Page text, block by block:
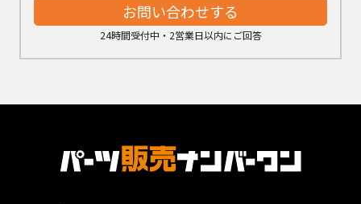
お問い合わせする
24時間受付中・2営業日以内にご回答